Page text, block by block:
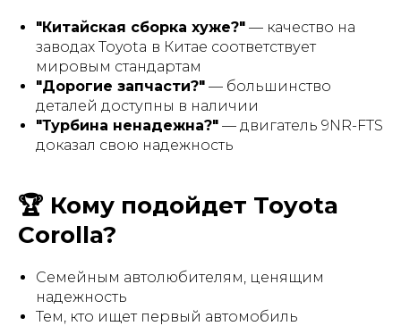
"Китайская сборка хуже?" — качество на
заводах Toyota в Китае соответствует
мировым стандартам
"Дорогие запчасти?" — большинство
деталей доступны в наличии
"Турбина ненадежна?" — двигатель 9NR-FTS
доказал свою надежность
🏆 Кому подойдет Toyota
Corolla?
Семейным автолюбителям, ценящим
надежность
Тем, кто ищет первый автомобиль